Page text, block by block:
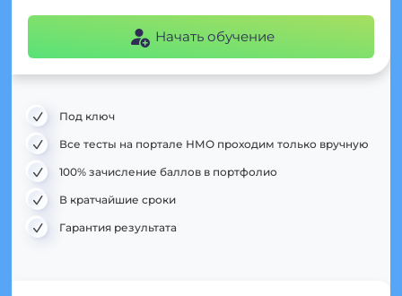
Начать обучение
Под ключ
Все тесты на портале НМО проходим только вручную
100% зачисление баллов в портфолио
В кратчайшие сроки
Гарантия результата